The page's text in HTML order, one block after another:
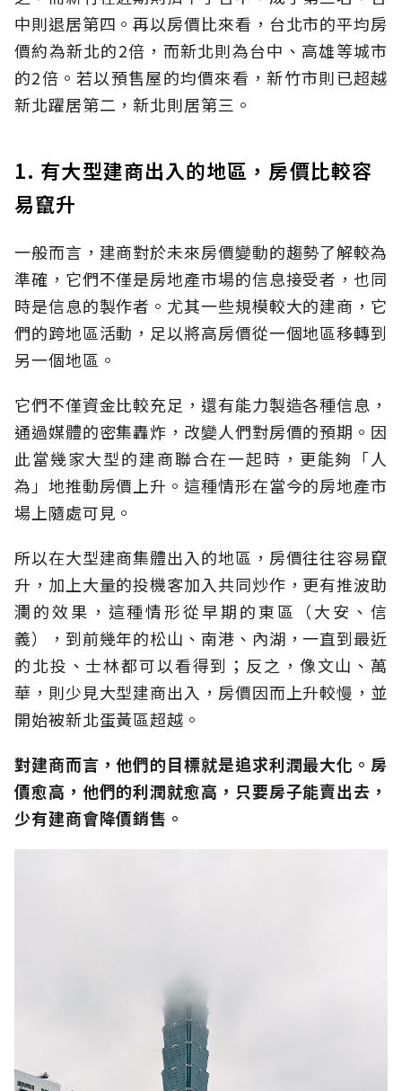
中則退居第四。再以房價比來看，台北市的平均房
價約為新北的2倍，而新北則為台中、高雄等城市
的2倍。若以預售屋的均價來看，新竹市則已超越
新北躍居第二，新北則居第三。
1. 有大型建商出入的地區，房價比較容
易竄升
一般而言，建商對於未來房價變動的趨勢了解較為
準確，它們不僅是房地產市場的信息接受者，也同
時是信息的製作者。尤其一些規模較大的建商，它
們的跨地區活動，足以將高房價從一個地區移轉到
另一個地區。
它們不僅資金比較充足，還有能力製造各種信息，
通過媒體的密集轟炸，改變人們對房價的預期。因
此當幾家大型的建商聯合在一起時，更能夠「人
為」地推動房價上升。這種情形在當今的房地產市
場上隨處可見。
所以在大型建商集體出入的地區，房價往往容易竄
升，加上大量的投機客加入共同炒作，更有推波助
瀾的效果，這種情形從早期的東區（大安、信
義），到前幾年的松山、南港、內湖，一直到最近
的北投、士林都可以看得到；反之，像文山、萬
華，則少見大型建商出入，房價因而上升較慢，並
開始被新北蛋黃區超越。
對建商而言，他們的目標就是追求利潤最大化。房
價愈高，他們的利潤就愈高，只要房子能賣出去，
少有建商會降價銷售。